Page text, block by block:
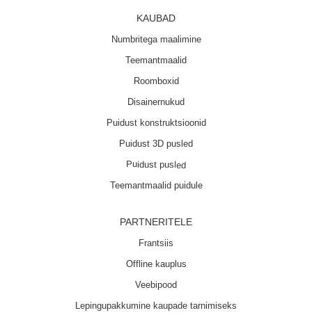
Lepingupakkumine kaupade tarnimiseks
Veebipood
Offline kauplus
Frantsiis
PARTNERITELE
Puidust konstruktsioonid
Disainernukud
Roomboxid
Puidust 3D pusled
Teemantmaalid
Numbritega maalimine
KAUBAD
Puidust pusled
Teemantmaalid puidule